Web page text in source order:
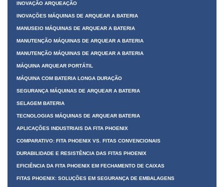
INOVAÇÃO ARQUEAÇÃO
INOVAÇÕES MÁQUINAS DE ARQUEAR A BATERIA
MANUSEIO MÁQUINAS DE ARQUEAR A BATERIA
MANUTENÇÃO MÁQUINAS DE ARQUEAR A BATERIA
MANUTENÇÃO MÁQUINAS DE ARQUEAR A BATERIA
MÁQUINA ARQUEAR PORTÁTIL
MÁQUINA COM BATERIA LONGA DURAÇÃO
SEGURANÇA MÁQUINAS DE ARQUEAR A BATERIA
SELAGEM BATERIA
TECNOLOGIAS MÁQUINAS DE ARQUEAR BATERIA
APLICAÇÕES INDUSTRIAIS DA FITA PHOENIX
COMPARATIVO: FITA PHOENIX VS. FITAS CONVENCIONAIS
DURABILIDADE E RESISTÊNCIA DAS FITAS PHOENIX
EFICIÊNCIA DA FITA PHOENIX EM FECHAMENTO DE CAIXAS
FITAS PHOENIX: SOLUÇÕES EM SEGURANÇA DE EMBALAGENS